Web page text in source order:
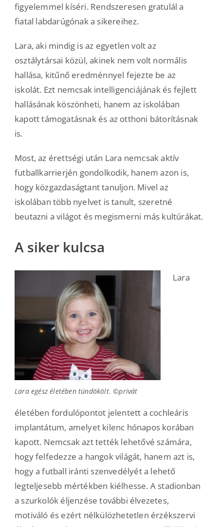
figyelemmel kíséri. Rendszeresen gratulál a
fiatal labdarúgónak a sikereihez.
Lara, aki mindig is az egyetlen volt az
osztálytársai közül, akinek nem volt normális
hallása, kitűnő eredménnyel fejezte be az
iskolát. Ezt nemcsak intelligenciájának és fejlett
hallásának köszönheti, hanem az iskolában
kapott támogatásnak és az otthoni bátorításnak
is.
Most, az érettségi után Lara nemcsak aktív
futballkarrierjén gondolkodik, hanem azon is,
hogy közgazdaságtant tanuljon. Mivel az
iskolában több nyelvet is tanult, szeretné
beutazni a világot és megismerni más kultúrákat.
A siker kulcsa
Lara egész életében tündökölt. ©privát
Lara
életében fordulópontot jelentett a cochleáris
implantátum, amelyet kilenc hónapos korában
kapott. Nemcsak azt tették lehetővé számára,
hogy felfedezze a hangok világát, hanem azt is,
hogy a futball iránti szenvedélyét a lehető
legteljesebb mértékben kiélhesse. A stadionban
a szurkolók éljenzése további élvezetes,
motiváló és ezért nélkülözhetetlen érzékszervi